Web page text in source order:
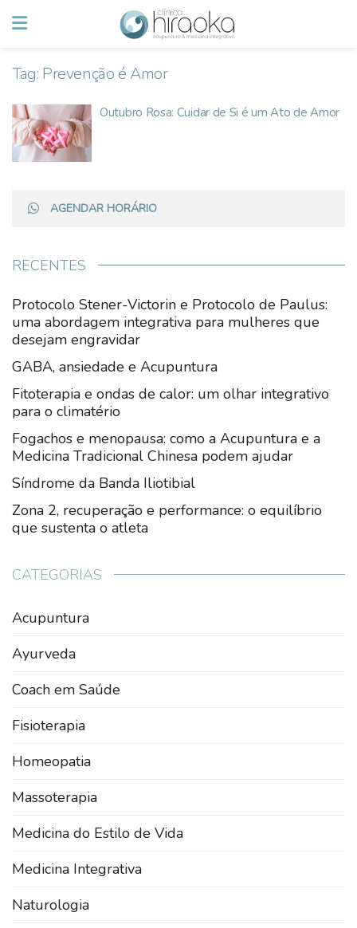
Tag: Prevenção é Amor
Outubro Rosa: Cuidar de Si é um Ato de Amor
AGENDAR HORÁRIO
RECENTES
Protocolo Stener-Victorin e Protocolo de Paulus:
uma abordagem integrativa para mulheres que
desejam engravidar
GABA, ansiedade e Acupuntura
Fitoterapia e ondas de calor: um olhar integrativo
para o climatério
Fogachos e menopausa: como a Acupuntura e a
Medicina Tradicional Chinesa podem ajudar
Síndrome da Banda Iliotibial
Zona 2, recuperação e performance: o equilíbrio
que sustenta o atleta
CATEGORIAS
Acupuntura
Ayurveda
Coach em Saúde
Fisioterapia
Homeopatia
Massoterapia
Medicina do Estilo de Vida
Medicina Integrativa
Naturologia